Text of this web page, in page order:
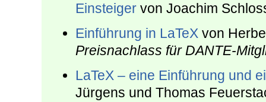
Einsteiger von Joachim
Einführung in LaTeX von
Preisnachlass für DANTE-
LaTeX – eine Einführung und
Jürgens und Thomas